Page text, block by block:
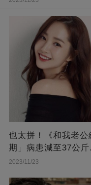
也太拼！《和我老
期」病患減至37公
2023/11/23